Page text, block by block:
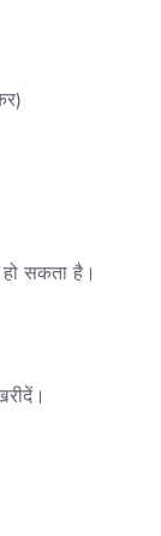
सकता है।